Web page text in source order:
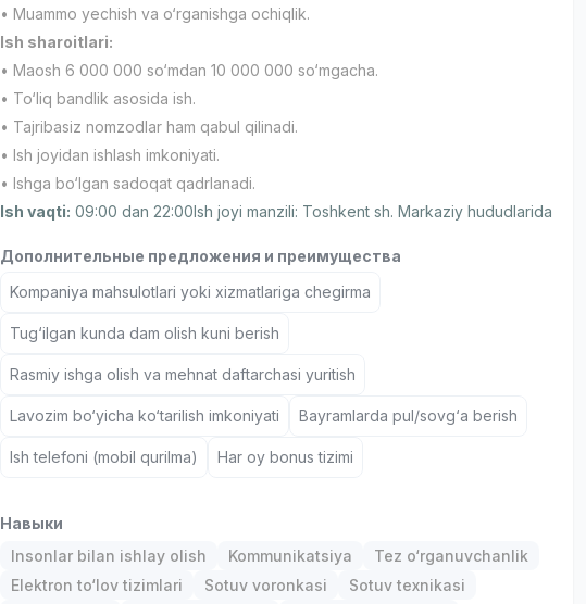
• Muammo yechish va o‘rganishga ochiqlik.
Ish sharoitlari:
• Maosh 6 000 000 so‘mdan 10 000 000 so‘mgacha.
• To‘liq bandlik asosida ish.
• Tajribasiz nomzodlar ham qabul qilinadi.
• Ish joyidan ishlash imkoniyati.
• Ishga bo‘lgan sadoqat qadrlanadi.
Ish vaqti: 09:00 dan 22:00Ish joyi manzili: Toshkent sh. Markaziy hududlarida
Дополнительные предложения и преимущества
Kompaniya mahsulotlari yoki xizmatlariga chegirma
Tug‘ilgan kunda dam olish kuni berish
Rasmiy ishga olish va mehnat daftarchasi yuritish
Lavozim bo‘yicha ko‘tarilish imkoniyati Bayramlarda pul/sovg‘a berish
Ish telefoni (mobil qurilma) Har oy bonus tizimi
Навыки
Insonlar bilan ishlay olish
Kommunikatsiya
Tez o‘rganuvchanlik
Elektron to‘lov tizimlari
Sotuv voronkasi
Sotuv texnikasi